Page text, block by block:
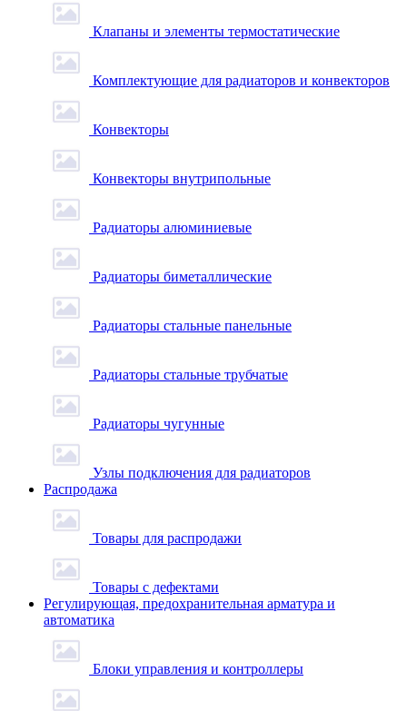
Клапаны и элементы термостатические
Комплектующие для радиаторов и конвекторов
Конвекторы
Конвекторы внутрипольные
Радиаторы алюминиевые
Радиаторы биметаллические
Радиаторы стальные панельные
Радиаторы стальные трубчатые
Радиаторы чугунные
Узлы подключения для радиаторов
Распродажа
Товары для распродажи
Товары с дефектами
Регулирующая, предохранительная арматура и
автоматика
Блоки управления и контроллеры